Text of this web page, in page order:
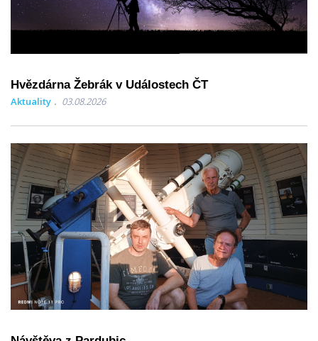
Hvězdárna Žebrák v Událostech ČT
Aktuality 03.08.2026